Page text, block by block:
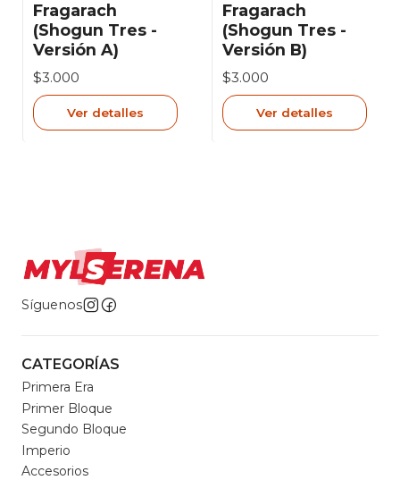
Agotado
Fragarach
(Shogun Tres -
Versión A)
$3.000
Ver detalles
Agotado
Fragarach
(Shogun Tres -
Versión B)
$3.000
Ver detalles
Síguenos
CATEGORÍAS
Primera Era
Primer Bloque
Segundo Bloque
Imperio
Accesorios